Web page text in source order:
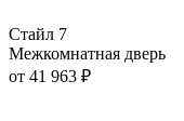
Стайл 7
Межкомнатная дверь
от 41 963 ₽